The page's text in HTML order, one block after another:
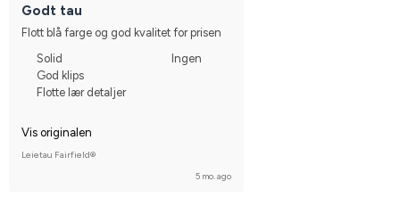
Godt tau
Flott blå farge og god kvalitet for prisen
Solid
God klips
Flotte lær detaljer
Ingen
Vis originalen
Leietau Fairfield®
5 mo. ago